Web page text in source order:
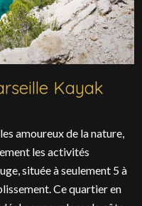
Kayak
amoureux de la nature,
les activités
située à seulement 5 à
Ce quartier en